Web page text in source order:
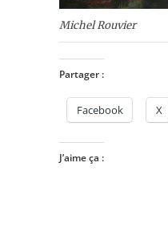
Michel Rouvier
Partager :
Facebook X
J’aime ça :